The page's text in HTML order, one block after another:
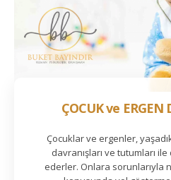
ÇOCUK ve
Çocuklar ve ergenler,
davranışları ve tutumları
ederler. Onlara sorunlarıyla